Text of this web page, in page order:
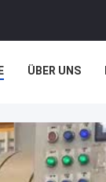
ÜBER UNS